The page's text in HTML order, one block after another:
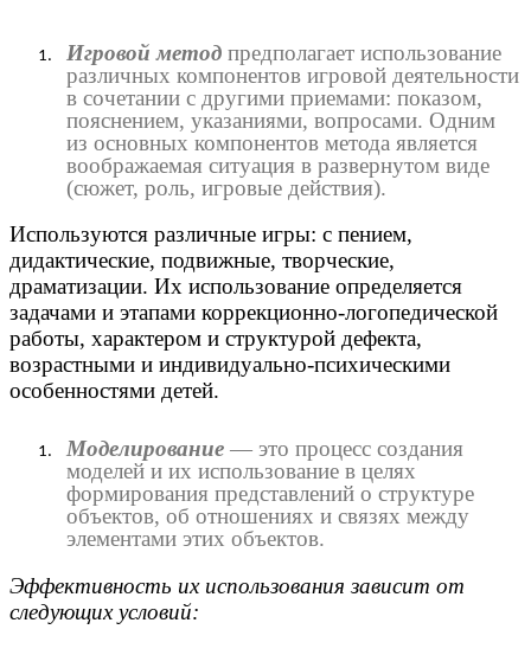
Игровой метод предполагает использование
различных компонентов игровой деятельности
в сочетании с другими приемами: показом,
пояснением, указаниями, вопросами. Одним
из основных компонентов метода является
воображаемая ситуация в развернутом виде
(сюжет, роль, игровые действия).
Используются различные игры: с пением,
дидактические, подвижные, творческие,
драматизации. Их использование определяется
задачами и этапами коррекционно-логопедической
работы, характером и структурой дефекта,
возрастными и индивидуально-психическими
особенностями детей.
Моделирование — это процесс создания
моделей и их использование в целях
формирования представлений о структуре
объектов, об отношениях и связях между
элементами этих объектов.
Эффективность их использования зависит от
следующих условий: